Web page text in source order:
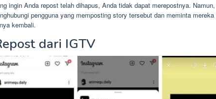
ingin Anda repost telah dihapus, Anda tidak dapat merepostnya.
pengguna yang memposting story tersebut dan meminta
kembali.
dari IGTV